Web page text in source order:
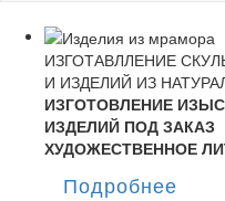
ИЗГОТАВЛЛЕНИЕ
И ИЗДЕЛИЙ ИЗ
ИЗГОТОВЛЕНИЕ
ИЗДЕЛИЙ ПОД ЗАКАЗ
ХУДОЖЕСТВЕННОЕ
Подробнее